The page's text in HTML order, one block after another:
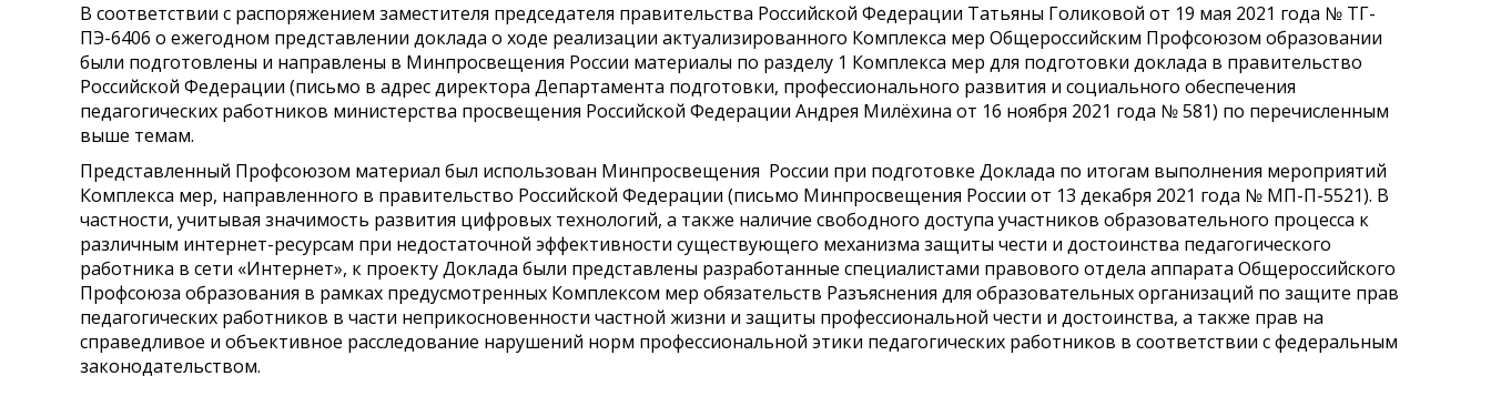
В соответствии с распоряжением заместителя председателя правительства Российской Федерации Татьяны Голиковой от 19 мая 2021 года № ТГ-
ПЭ-6406 о ежегодном представлении доклада о ходе реализации актуализированного Комплекса мер Общероссийским Профсоюзом образовании
были подготовлены и направлены в Минпросвещения России материалы по разделу 1 Комплекса мер для подготовки доклада в правительство
Российской Федерации (письмо в адрес директора Департамента подготовки, профессионального развития и социального обеспечения
педагогических работников министерства просвещения Российской Федерации Андрея Милёхина от 16 ноября 2021 года № 581) по перечисленным
выше темам.
Представленный Профсоюзом материал был использован Минпросвещения России при подготовке Доклада по итогам выполнения мероприятий
Комплекса мер, направленного в правительство Российской Федерации (письмо Минпросвещения России от 13 декабря 2021 года № МП-П-5521). В
частности, учитывая значимость развития цифровых технологий, а также наличие свободного доступа участников образовательного процесса к
различным интернет-ресурсам при недостаточной эффективности существующего механизма защиты чести и достоинства педагогического
работника в сети «Интернет», к проекту Доклада были представлены разработанные специалистами правового отдела аппарата Общероссийского
Профсоюза образования в рамках предусмотренных Комплексом мер обязательств Разъяснения для образовательных организаций по защите прав
педагогических работников в части неприкосновенности частной жизни и защиты профессиональной чести и достоинства, а также прав на
справедливое и объективное расследование нарушений норм профессиональной этики педагогических работников в соответствии с федеральным
законодательством.